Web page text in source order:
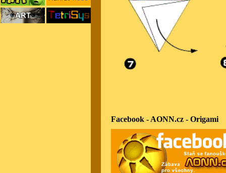
Facebook - AONN.cz - Origami